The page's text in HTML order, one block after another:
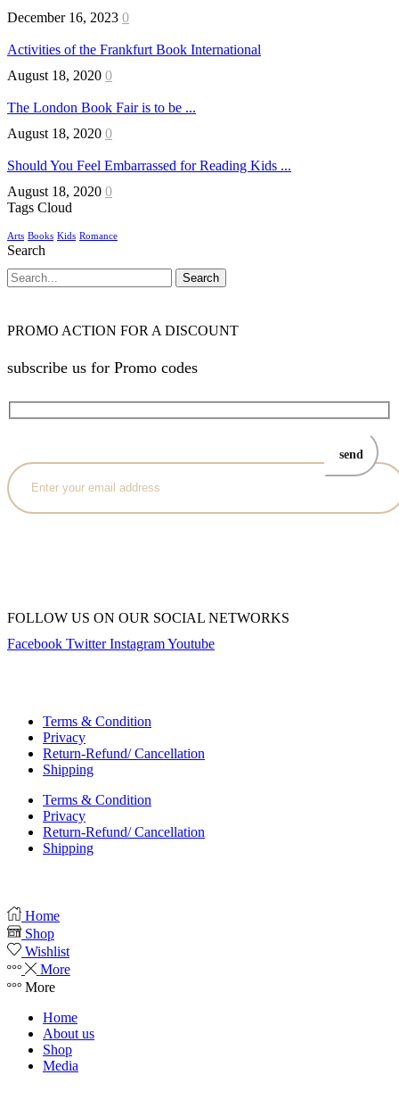
December 16, 2023 0
Activities of the Frankfurt Book International
August 18, 2020 0
The London Book Fair is to be ...
August 18, 2020 0
Should You Feel Embarrassed for Reading Kids ...
August 18, 2020 0
Tags Cloud
Arts Books Kids Romance
Search
Search
PROMO ACTION FOR A DISCOUNT
subscribe us for Promo codes
FOLLOW US ON OUR SOCIAL NETWORKS
Facebook Twitter InstagramYoutube
Terms & Condition
Privacy
Return-Refund/ Cancellation
Shipping
Terms & Condition
Privacy
Return-Refund/ Cancellation
Shipping
Home
Shop
Wishlist
More
More
Home
About us
Shop
Media